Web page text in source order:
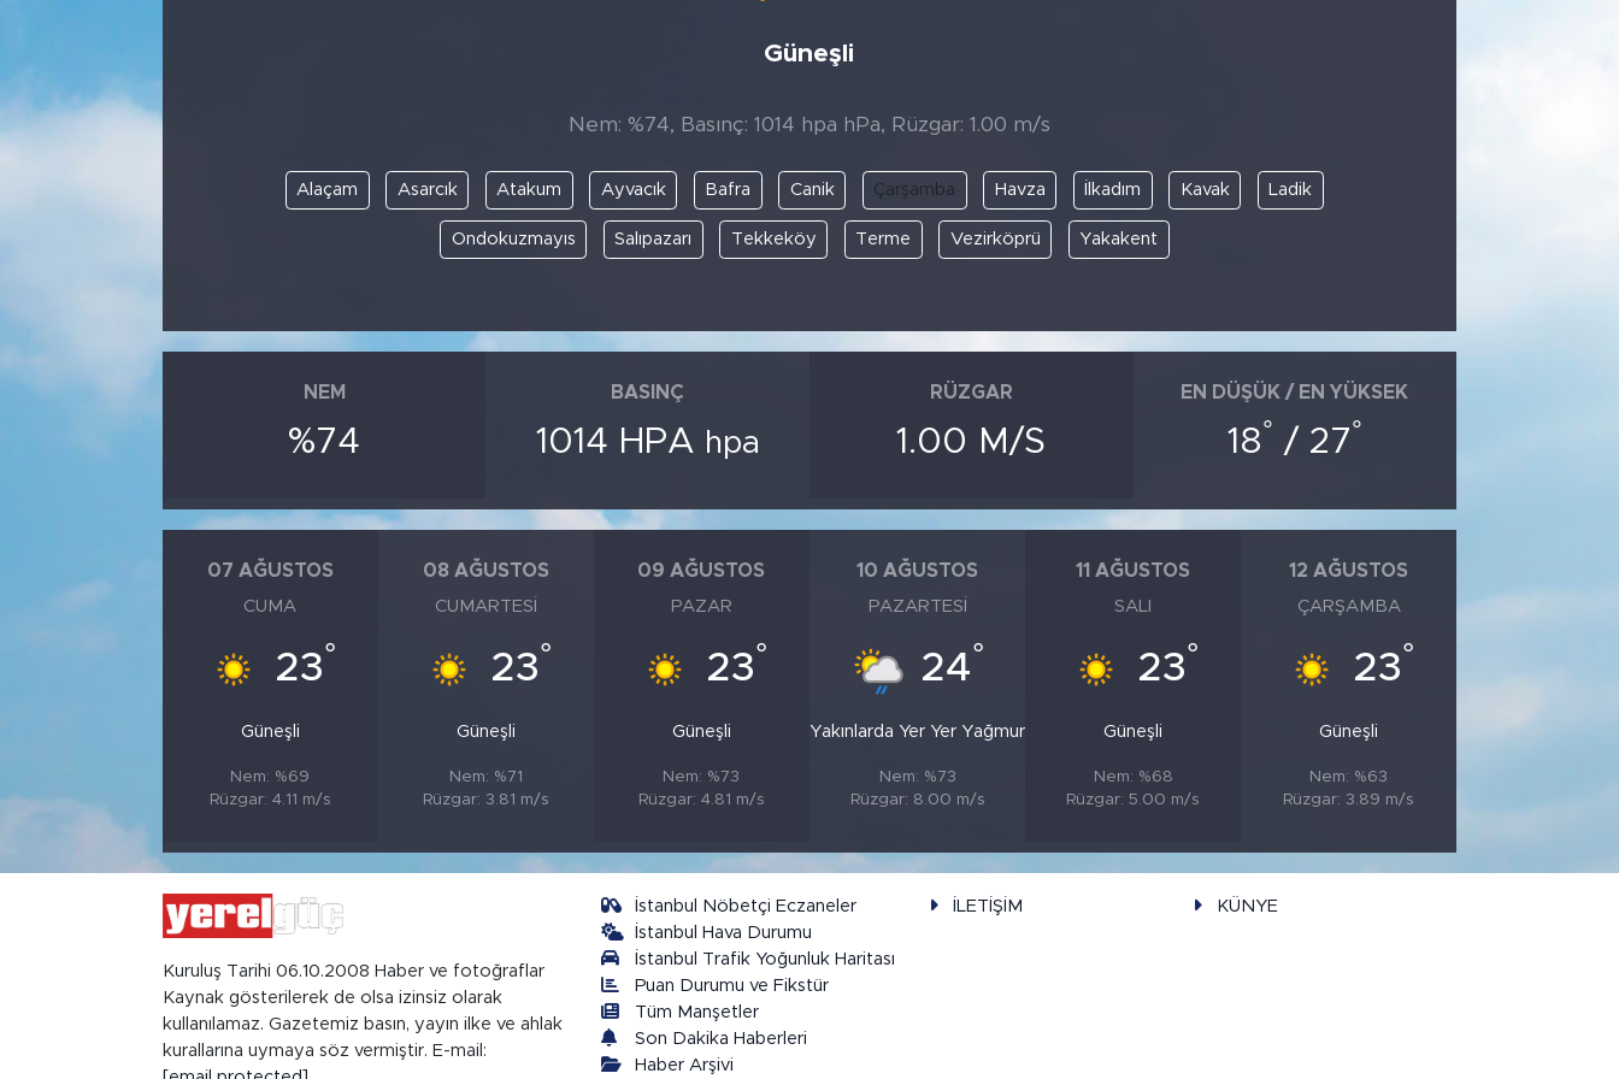
Güneşli
Nem: %74, Basınç: 1014 hpa hPa, Rüzgar: 1.00 m/s
Alaçam Asarcık Atakum Ayvacık Bafra Canik Çarşamba Havza İlkadım Kavak Ladik
Ondokuzmayıs Salıpazarı Tekkeköy Terme Vezirköprü Yakakent
NEM
%74
BASINÇ
1014 HPA hpa
RÜZGAR
1.00 M/S
EN DÜŞÜK / EN YÜKSEK
18° / 27°
07 AĞUSTOS
CUMA
23°
Güneşli
Nem: %69
Rüzgar: 4.11 m/s
08 AĞUSTOS
CUMARTESI
23°
Güneşli
Nem: %71
Rüzgar: 3.81 m/s
09 AĞUSTOS
PAZAR
23°
Güneşli
Nem: %73
Rüzgar: 4.81 m/s
10 AĞUSTOS
PAZARTESI
24°
Yakınlarda Yer Yer Yağmur
Nem: %73
Rüzgar: 8.00 m/s
11 AĞUSTOS
SALI
23°
Güneşli
Nem: %68
Rüzgar: 5.00 m/s
12 AĞUSTOS
ÇARŞAMBA
23°
Güneşli
Nem: %63
Rüzgar: 3.89 m/s
Kuruluş Tarihi 06.10.2008 Haber ve fotoğraflar
Kaynak gösterilerek de olsa izinsiz olarak
kullanılamaz. Gazetemiz basın, yayın ilke ve ahlak
kurallarına uymaya söz vermiştir. E-mail:
İstanbul Nöbetçi Eczaneler
İstanbul Hava Durumu
İstanbul Trafik Yoğunluk Haritası
Puan Durumu ve Fikstür
Tüm Manşetler
Son Dakika Haberleri
Haber Arşivi
İLETİŞİM KÜNYE